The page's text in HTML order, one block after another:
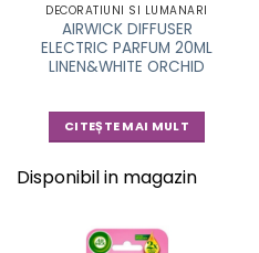
DECORATIUNI SI LUMANARI
AIRWICK DIFFUSER
ELECTRIC PARFUM 20ML
LINEN&WHITE ORCHID
CITEȘTE MAI MULT
Disponibil in magazin